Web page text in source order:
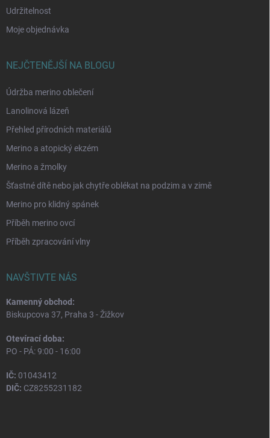
Udržitelnost
Moje objednávka
NEJČTENĚJŠÍ NA BLOGU
Údržba merino oblečení
Lanolinová lázeň
Přehled přírodních materiálů
Merino a atopický ekzém
Merino a žmolky
Šťastné dítě nebo jak chytře oblékat na podzim a v zimě
Merino pro klidný spánek
Příběh merino ovcí
Příběh zpracování vlny
NAVŠTIVTE NÁS
Kamenný obchod:
Biskupcova 37, Praha 3 - Žižkov
Otevírací doba:
PO - PÁ: 9:00 - 16:00
IČ: 01043412
DIČ: CZ8255231182